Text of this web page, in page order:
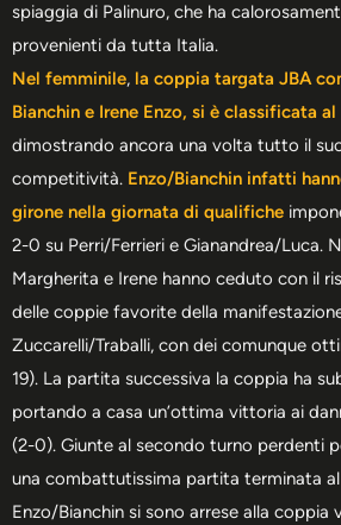
spiaggia di Palinuro, che ha
provenienti da tutta Italia.
Nel femminile, la coppia targata JBA
Bianchin e Irene Enzo, si è classificata
dimostrando ancora una volta tutto il
competitività. Enzo/Bianchin infatti
girone nella giornata di qualifiche
2-0 su Perri/Ferrieri e Gianandrea/Luca.
Margherita e Irene hanno ceduto con il
delle coppie favorite della
Zuccarelli/Traballi, con dei comunque
19). La partita successiva la coppia ha
portando a casa un’ottima vittoria ai
(2-0). Giunte al secondo turno perdenti
una combattutissima partita terminata
Enzo/Bianchin si sono arrese alla coppia